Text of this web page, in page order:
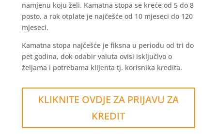
namjenu koju želi. Kamatna stopa se kreće od 5 do 8
posto, a rok otplate je najčešće od 10 mjeseci do 120
mjeseci.
Kamatna stopa najčešće je fiksna u periodu od tri do
pet godina, dok odabir valuta ovisi isključivo o
željama i potrebama klijenta tj. korisnika kredita.
KLIKNITE OVDJE ZA PRIJAVU ZA
KREDIT